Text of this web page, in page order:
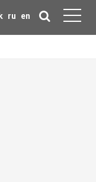
ru en